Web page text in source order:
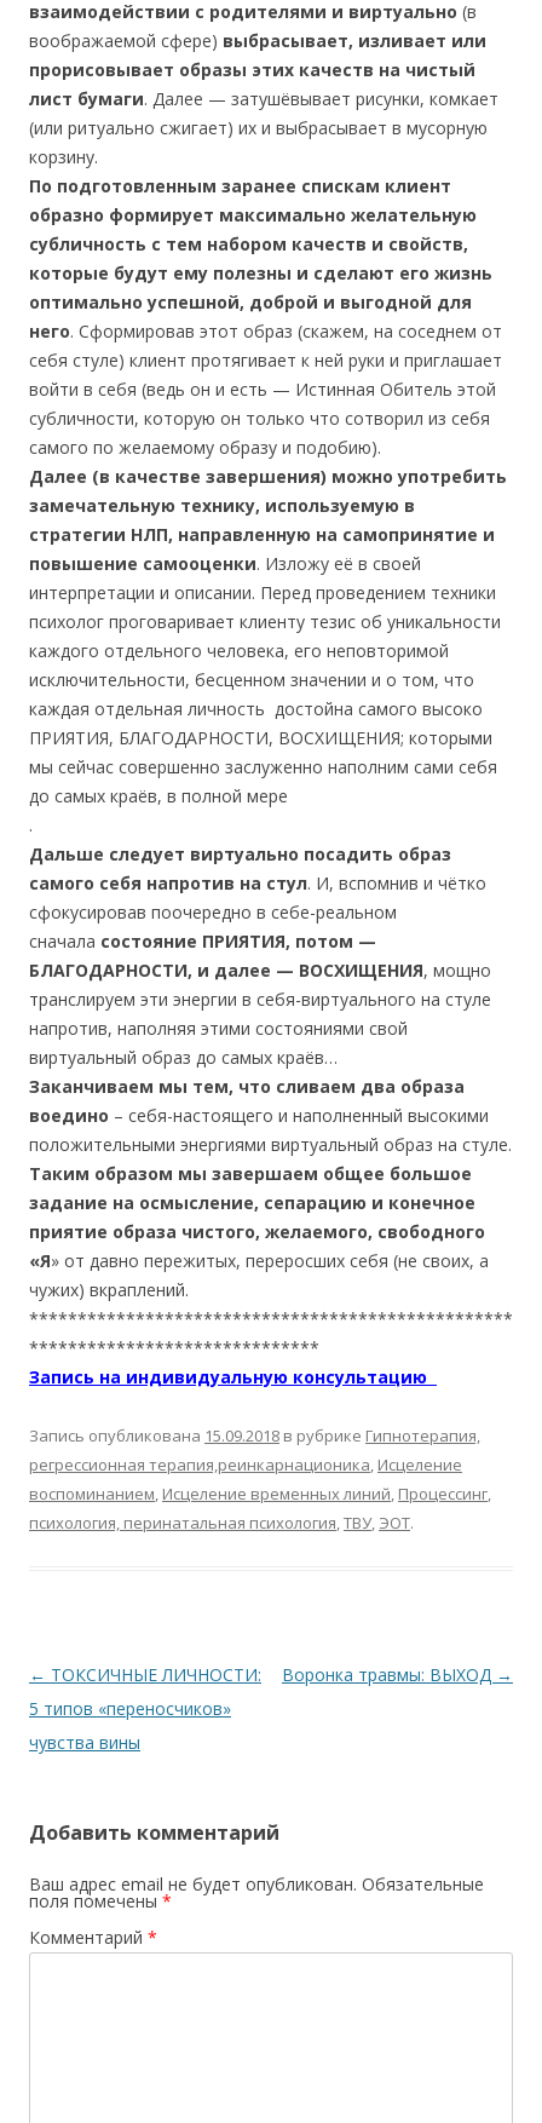
взаимодействии с родителями и виртуально (в
воображаемой сфере) выбрасывает, изливает или
прорисовывает образы этих качеств на чистый
лист бумаги. Далее — затушёвывает рисунки, комкает
(или ритуально сжигает) их и выбрасывает в мусорную
корзину.
По подготовленным заранее спискам клиент
образно формирует максимально желательную
субличность с тем набором качеств и свойств,
которые будут ему полезны и сделают его жизнь
оптимально успешной, доброй и выгодной для
него. Сформировав этот образ (скажем, на соседнем от
себя стуле) клиент протягивает к ней руки и приглашает
войти в себя (ведь он и есть — Истинная Обитель этой
субличности, которую он только что сотворил из себя
самого по желаемому образу и подобию).
Далее (в качестве завершения) можно употребить
замечательную технику, используемую в
стратегии НЛП, направленную на самопринятие и
повышение самооценки. Изложу её в своей
интерпретации и описании. Перед проведением техники
психолог проговаривает клиенту тезис об уникальности
каждого отдельного человека, его неповторимой
исключительности, бесценном значении и о том, что
каждая отдельная личность достойна самого высоко
ПРИЯТИЯ, БЛАГОДАРНОСТИ, ВОСХИЩЕНИЯ; которыми
мы сейчас совершенно заслуженно наполним сами себя
до самых краёв, в полной мере
.
Дальше следует виртуально посадить образ
самого себя напротив на стул. И, вспомнив и чётко
сфокусировав поочередно в себе-реальном
сначала состояние ПРИЯТИЯ, потом —
БЛАГОДАРНОСТИ, и далее — ВОСХИЩЕНИЯ, мощно
транслируем эти энергии в себя-виртуального на стуле
напротив, наполняя этими состояниями свой
виртуальный образ до самых краёв…
Заканчиваем мы тем, что сливаем два образа
воедино – себя-настоящего и наполненный высокими
положительными энергиями виртуальный образ на стуле.
Таким образом мы завершаем общее большое
задание на осмысление, сепарацию и конечное
приятие образа чистого, желаемого, свободного
«Я» от давно пережитых, переросших себя (не своих, а
чужих) вкраплений.
**************************************************
******************************
Запись на индивидуальную консультацию
Запись опубликована 15.09.2018 в рубрике Гипнотерапия,
регрессионная терапия,реинкарнационика, Исцеление
воспоминанием, Исцеление временных линий, Процессинг,
психология, перинатальная психология,ТВУ, ЭОТ.
Навигация по записям
← ТОКСИЧНЫЕ ЛИЧНОСТИ:
5 типов «переносчиков»
чувства вины
Воронка травмы: ВЫХОД →
Добавить комментарий
Ваш адрес email не будет опубликован. Обязательные
поля помечены *
Комментарий *